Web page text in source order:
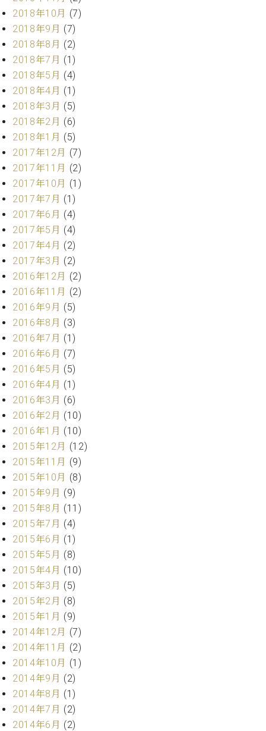
2018年10月 (7)
2018年9月 (7)
2018年8月 (2)
2018年7月 (1)
2018年5月 (4)
2018年4月 (1)
2018年3月 (5)
2018年2月 (6)
2018年1月 (5)
2017年12月 (7)
2017年11月 (2)
2017年10月 (1)
2017年7月 (1)
2017年6月 (4)
2017年5月 (4)
2017年4月 (2)
2017年3月 (2)
2016年12月 (2)
2016年11月 (2)
2016年9月 (5)
2016年8月 (3)
2016年7月 (1)
2016年6月 (7)
2016年5月 (5)
2016年4月 (1)
2016年3月 (6)
2016年2月 (10)
2016年1月 (10)
2015年12月 (12)
2015年11月 (9)
2015年10月 (8)
2015年9月 (9)
2015年8月 (11)
2015年7月 (4)
2015年6月 (1)
2015年5月 (8)
2015年4月 (10)
2015年3月 (5)
2015年2月 (8)
2015年1月 (9)
2014年12月 (7)
2014年11月 (2)
2014年10月 (1)
2014年9月 (2)
2014年8月 (1)
2014年7月 (2)
2014年6月 (2)